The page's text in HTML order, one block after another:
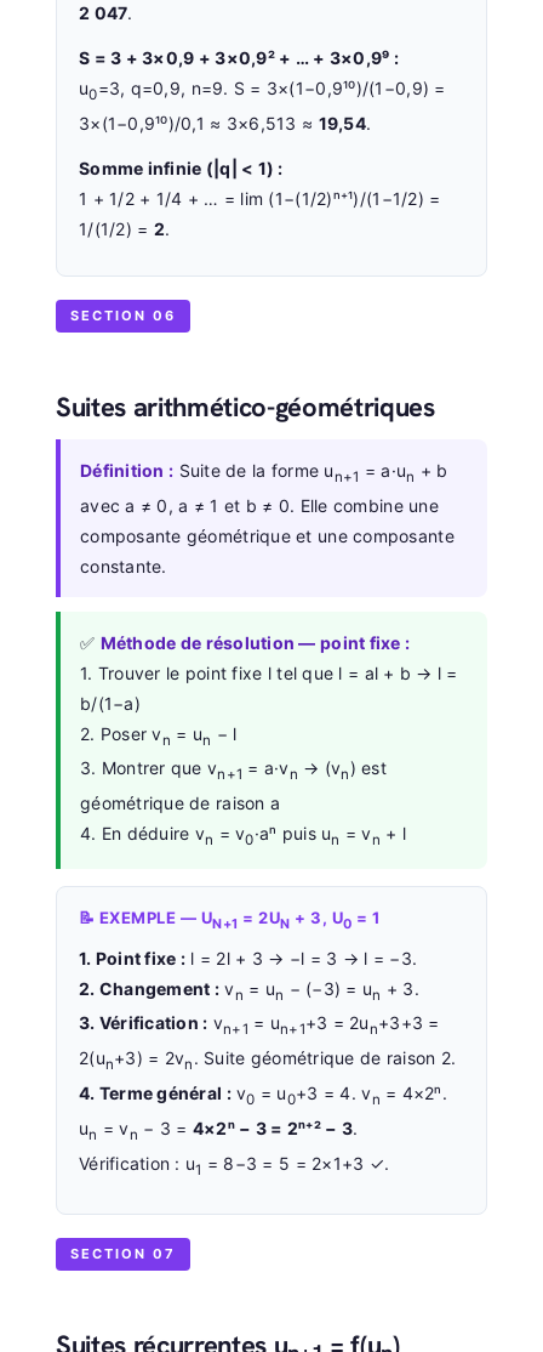
2 047.
S = 3 + 3×0,9 + 3×0,9² + … + 3×0,9⁹ :
u0=3, q=0,9, n=9. S = 3×(1−0,9¹⁰)/(1−0,9) =
3×(1−0,9¹⁰)/0,1 ≈ 3×6,513 ≈ 19,54.
Somme infinie (|q| < 1) :
1 + 1/2 + 1/4 + … = lim (1−(1/2)ⁿ⁺¹)/(1−1/2) =
1/(1/2) = 2.
SECTION 06
Suites arithmético-géométriques
Définition : Suite de la forme un+1 = a·un + b
avec a ≠ 0, a ≠ 1 et b ≠ 0. Elle combine une
composante géométrique et une composante
constante.
✅ Méthode de résolution — point fixe :
1. Trouver le point fixe l tel que l = al + b → l =
b/(1−a)
2. Poser vn = un − l
3. Montrer que vn+1 = a·vn → (vn) est
géométrique de raison a
4. En déduire vn = v0·aⁿ puis un = vn + l
📝 EXEMPLE — UN+1 = 2UN + 3, U0 = 1
1. Point fixe : l = 2l + 3 → −l = 3 → l = −3.
2. Changement : vn = un − (−3) = un + 3.
3. Vérification : vn+1 = un+1+3 = 2un+3+3 =
2(un+3) = 2vn . Suite géométrique de raison 2.
4. Terme général :v0 = u0+3 = 4. vn = 4×2ⁿ.
un = vn − 3 = 4×2ⁿ − 3 = 2ⁿ⁺² − 3.
Vérification : u1 = 8−3 = 5 = 2×1+3 ✓.
SECTION 07